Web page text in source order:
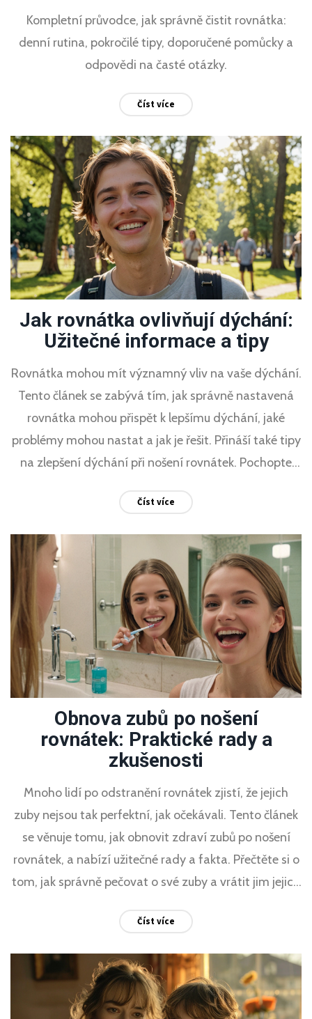
Kompletní průvodce, jak správně čistit rovnátka:
denní rutina, pokročilé tipy, doporučené pomůcky a
odpovědi na časté otázky.
Číst více
Jak rovnátka ovlivňují dýchání:
Užitečné informace a tipy
Rovnátka mohou mít významný vliv na vaše dýchání.
Tento článek se zabývá tím, jak správně nastavená
rovnátka mohou přispět k lepšímu dýchání, jaké
problémy mohou nastat a jak je řešit. Přináší také tipy
na zlepšení dýchání při nošení rovnátek. Pochopte
osvojování lepších návyků.
Číst více
Obnova zubů po nošení
rovnátek: Praktické rady a
zkušenosti
Mnoho lidí po odstranění rovnátek zjistí, že jejich
zuby nejsou tak perfektní, jak očekávali. Tento článek
se věnuje tomu, jak obnovit zdraví zubů po nošení
rovnátek, a nabízí užitečné rady a fakta. Přečtěte si o
tom, jak správně pečovat o své zuby a vrátit jim jejich
Číst více